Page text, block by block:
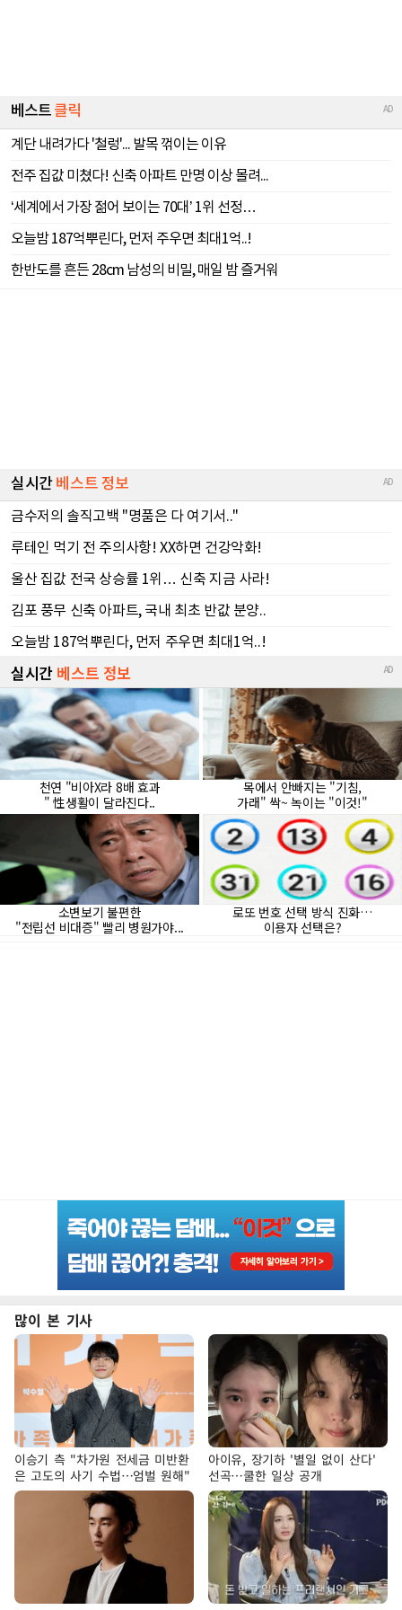
많이 본 기사
이승기 측 "차가원 전세금 미반환
은 고도의 사기 수법…엄벌 원해"
아이유, 장기하 '별일 없이 산다'
선곡…쿨한 일상 공개